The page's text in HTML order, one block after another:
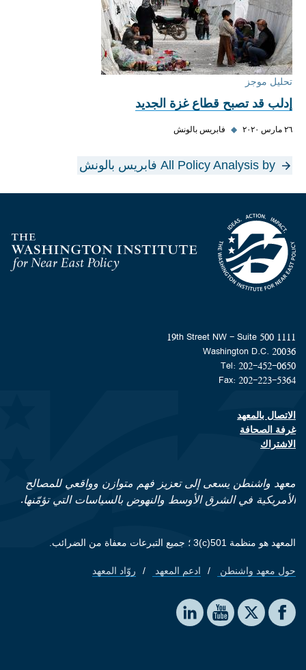
تحليل موجز
إدلب قد تصبح قطاع غزة الجديد
٢٦ مارس ٢٠٢٠ ◆ فابريس بالونش
All Policy Analysis by فابريس بالونش
Homepage
1111 19th Street NW - Suite 500
Washington D.C. 20036
Tel: 202-452-0650
Fax: 202-223-5364
Footer contact links
الاتصال بالمعهد
غرفة الصحافة
الاشتراك
معهد واشنطن يسعى إلى تعزيز فهم متوازن وواقعي للمصالح
الأمريكية في الشرق الأوسط والنهوض بالسياسات التي تؤمّنها.
المعهد هو منظمة 501(c)3 ؛ جميع التبرعات معفاة من الضرائب.
Footer quick links
حول معهد واشنطن ادعم المعهد روّاد المعهد
Social media
The Washington Institute on Facebook
The Washington Institute on X
The Washington Institute on YouTube
The Washington Institute on LinkedIn